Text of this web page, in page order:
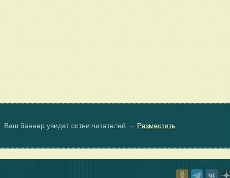
Ваш баннер увидят сотни читателей → Разместить